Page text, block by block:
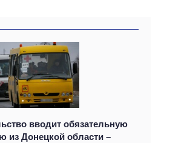
вводит обязательную
из Донецкой области –